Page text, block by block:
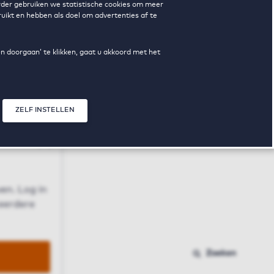
gebruiken we statistische cookies om meer
en hebben als doel om advertenties af te
doorgaan’ te klikken, gaat u akkoord met het
ZELF INSTELLEN
Log in
Zoeken